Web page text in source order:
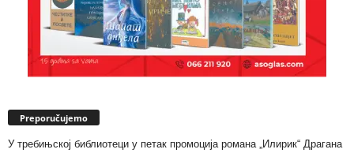
Preporučujemo
У требињској библиотеци у петак промоција романа „Илирик“ Драгана